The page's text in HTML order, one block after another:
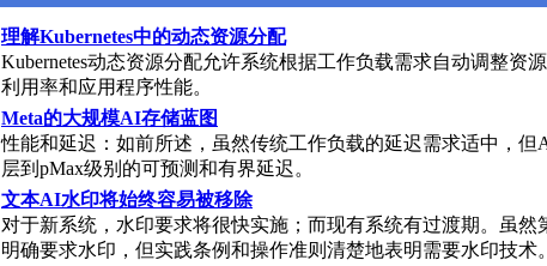
理解Kubernetes中的动态资源分配
Kubernetes动态资源分配允许系统根据工作负载需求自动调整资
利用率和应用程序性能。
Meta的大规模AI存储蓝图
性能和延迟：如前所述，虽然传统工作负载的延迟需求适中，但
层到pMax级别的可预测和有界延迟。
文本AI水印将始终容易被移除
对于新系统，水印要求将很快实施；而现有系统有过渡期。虽然
明确要求水印，但实践条例和操作准则清楚地表明需要水印技术。